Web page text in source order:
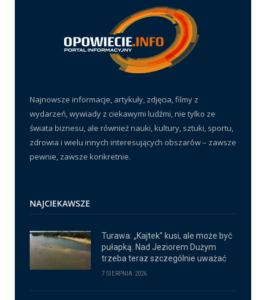
Najnowsze informacje, artykuły, zdjęcia, filmy z
wydarzeń, wywiady z ciekawymi ludźmi, nie tylko ze
świata biznesu, ale również nauki, kultury, sztuki, sportu,
zdrowia i wielu innych interesujących obszarów – zawsze
pewnie, zawsze konkretnie.
NAJCIEKAWSZE
Turawa: „Kajtek” kusi, ale może być
pułapką. Nad Jeziorem Dużym
trzeba teraz szczególnie uważać
7 SIERPNIA 2026